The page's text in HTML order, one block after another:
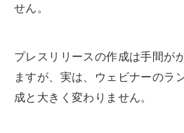
せん。
プレスリリースの作成は手間が
ますが、実は、ウェビナーのラ
成と大きく変わりません。